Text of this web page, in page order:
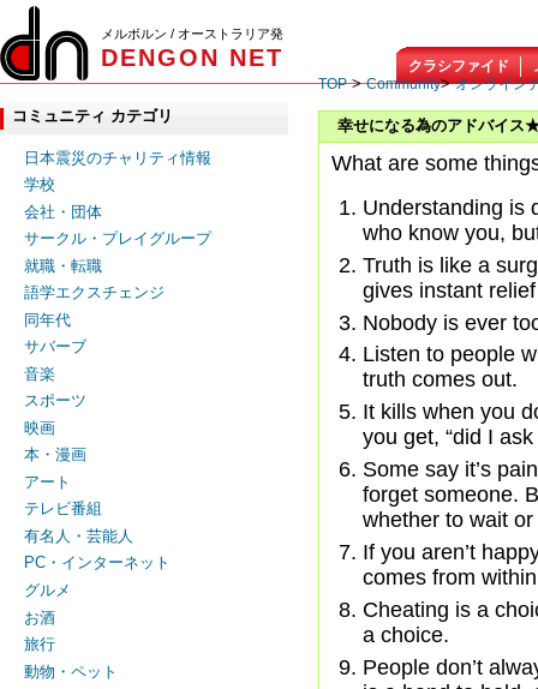
メルボルン / オーストラリア発
DENGON NET クラシファイド
コミュニティ カテゴリ
日本震災のチャリティ情報
学校
会社・団体
サークル・プレイグループ
就職・転職
語学エクスチェンジ
同年代
サバーブ
音楽
スポーツ
映画
本・漫画
アート
テレビ番組
有名人・芸能人
PC・インターネット
グルメ
お酒
旅行
動物・ペット
TOP> Community> オンライン
幸せになる為のアドバイス
What are some
Understanding is
who know you,
Truth is like a
gives instant
Nobody is ever
Listen to people
truth comes out.
It kills when you
you get, “did I
Some say it’s
forget someone.
whether to wait
If you aren’t
comes from
Cheating is a
a choice.
People don’t